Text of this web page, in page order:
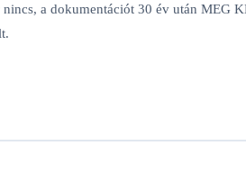
a dokumentációt 30 év után